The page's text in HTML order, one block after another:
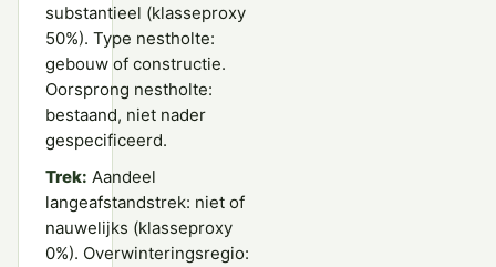
substantieel (klasseproxy
50%). Type nestholte:
gebouw of constructie.
Oorsprong nestholte:
bestaand, niet nader
gespecificeerd.
Trek: Aandeel
langeafstandstrek: niet of
nauwelijks (klasseproxy
0%). Overwinteringsregio: